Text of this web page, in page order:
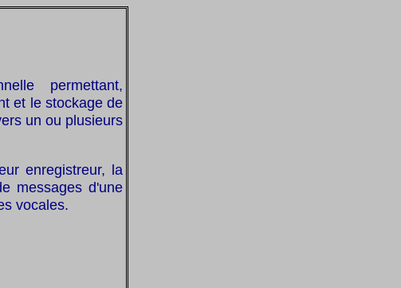
permettant,
et le stockage de
un ou plusieurs
enregistreur, la
messages d'une
vocales.